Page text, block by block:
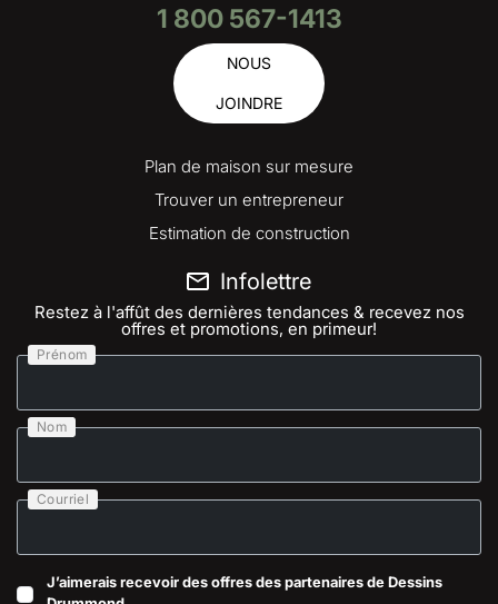
1 800 567-1413
NOUS
JOINDRE
Plan de maison sur mesure
Trouver un entrepreneur
Estimation de construction
Infolettre
Restez à l'affût des dernières tendances & recevez nos
offres et promotions, en primeur!
Prénom
Nom
Courriel
J’aimerais recevoir des offres des partenaires de Dessins